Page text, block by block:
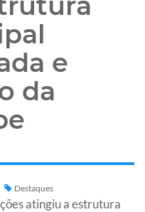
e
da
Destaques
atingiu a estrutura